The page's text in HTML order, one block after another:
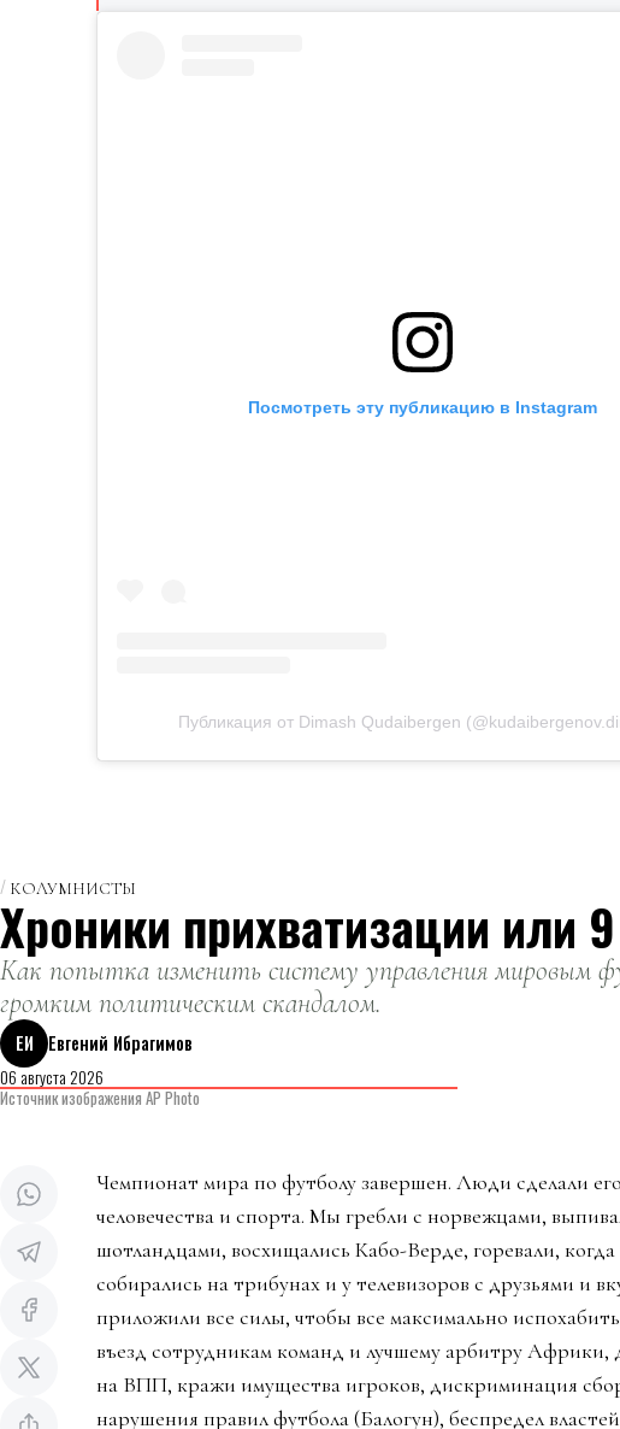
Посмотреть эту публикацию в Instagram
Публикация от Dimash Qudaibergen
КОЛУМНИСТЫ
Хроники прихватизации или
Как попытка изменить систему управления мировым
громким политическим скандалом.
ЕИ
Евгений Ибрагимов
06 августа 2026